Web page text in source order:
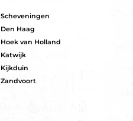
Scheveningen
Den Haag
Hoek van Holland
Katwijk
Kijkduin
Zandvoort